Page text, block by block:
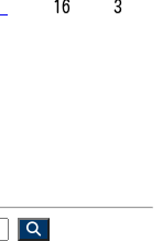
16
3